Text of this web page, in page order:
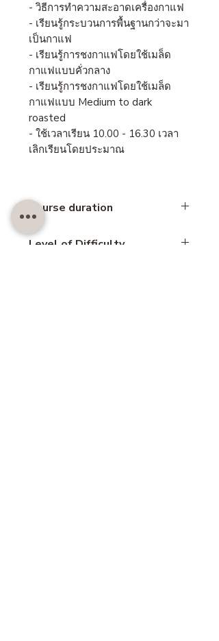
- วิธีการทำความสะอาดเครื่องกาแฟ
- เรียนรู้กระบวนการพื้นฐานกว่าจะมา
เป็นกาแฟ
- เรียนรู้การชงกาแฟโดยใช้เมล็ด
กาแฟแบบคั่วกลาง
- เรียนรู้การชงกาแฟโดยใช้เมล็ด
กาแฟแบบ Medium to dark
roasted
- ใช้เวลาเรียน 10.00 - 16.30 เวลา
เลิกเรียนโดยประมาณ
Course duration
6 hours
Level of Difficulty